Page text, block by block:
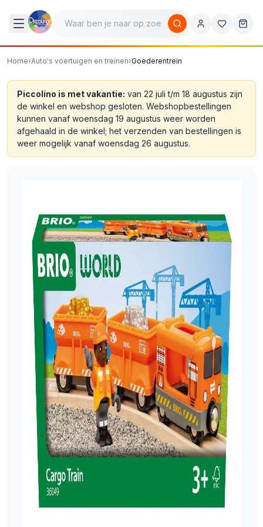
Home›Auto's voertuigen en treinen›Goederentrein
Piccolino is met vakantie: van 22 juli t/m 18 augustus zijn
de winkel en webshop gesloten. Webshopbestellingen
kunnen vanaf woensdag 19 augustus weer worden
afgehaald in de winkel; het verzenden van bestellingen is
weer mogelijk vanaf woensdag 26 augustus.